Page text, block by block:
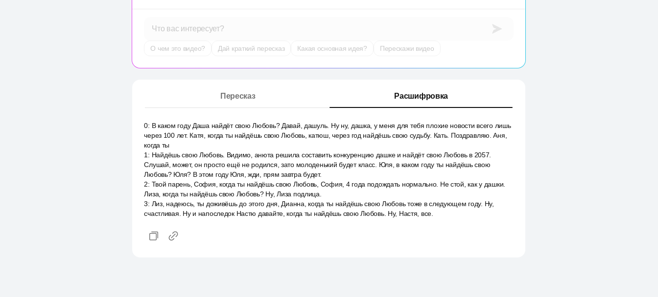
Что вас интересует?
О чем это видео? Дай краткий пересказ Какая основная идея? Перескажи видео
Пересказ Расшифровка
0: В каком году Даша найдёт свою Любовь? Давай, дашуль. Ну ну, дашка, у меня для тебя плохие новости всего лишь
через 100 лет. Катя, когда ты найдёшь свою Любовь, катюш, через год найдёшь свою судьбу. Кать. Поздравляю. Аня,
когда ты
1 : Найдёшь свою Любовь. Видимо, анюта решила составить конкуренцию дашке и найдёт свою Любовь в 2057.
Слушай, может, он просто ещё не родился, зато молоденький будет класс. Юля, в каком году ты найдёшь свою
Любовь? Юля? В этом году Юля, жди, прям завтра будет.
2: Твой парень, София, когда ты найдёшь свою Любовь, София, 4 года подождать нормально. Не стой, как у дашки.
Лиза, когда ты найдёшь свою Любовь? Ну, Лиза подлица.
3: Лиз, надеюсь, ты доживёшь до этого дня, Дианна, когда ты найдёшь свою Любовь тоже в следующем году. Ну,
счастливая. Ну и напоследок Настю давайте, когда ты найдёшь свою Любовь. Ну, Настя, все.